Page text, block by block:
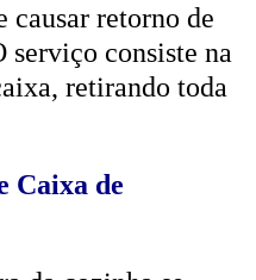
causar retorno de
serviço consiste na
retirando toda
Caixa de